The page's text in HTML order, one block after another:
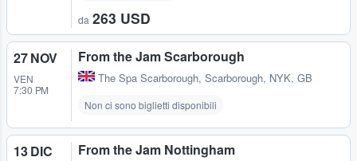
da 263 USD
27 NOV
VEN
7:30 PM
From the Jam Scarborough
The Spa Scarborough, Scarborough, NYK, GB
Non ci sono biglietti disponibili
13 DIC From the Jam Nottingham